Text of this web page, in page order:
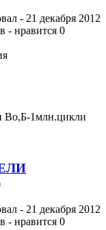
- 21 декабря 2012
- нравится 0
Во,Б-1млн.цикли
- 21 декабря 2012
- нравится 0